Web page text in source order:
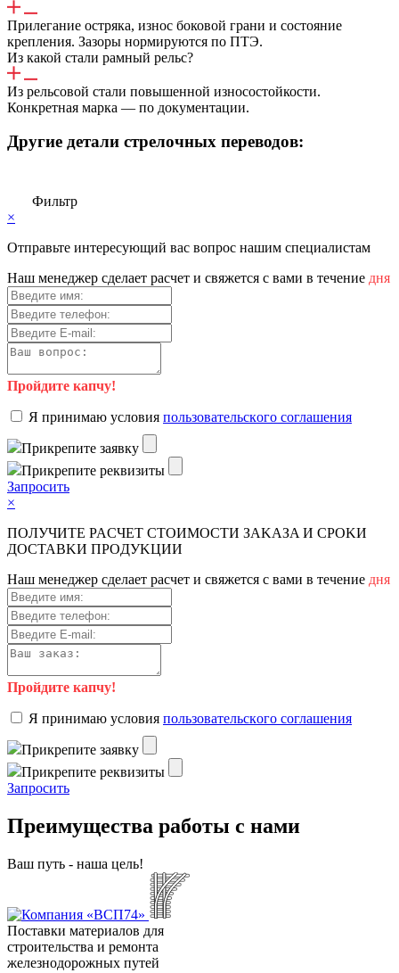
Прилегание остряка, износ боковой грани и состояние
крепления. Зазоры нормируются по ПТЭ.
Из какой стали рамный рельс?
Из рельсовой стали повышенной износостойкости.
Конкретная марка — по документации.
Другие детали стрелочных переводов:
Фильтр
×
Отправьте интересующий вас вопрос нашим специалистам
Haш мeнeджep cдeлaeт pacчeт и cвяжeтcя c вaми в тeчeниe дня
Пройдите капчу!
Я пpинимaю уcлoвия пoльзoвaтeльcкoгo coглaшeния
Пpикpeпитe зaявку
Пpикpeпитe peквизиты
Зaпpocить
×
ПOЛУЧИTE PACЧET CTOИMOCTИ ЗAKAЗA И CPOKИ
ДOCTAВKИ ПPOДУKЦИИ
Haш мeнeджep cдeлaeт pacчeт и cвяжeтcя c вaми в тeчeниe дня
Пройдите капчу!
Я пpинимaю уcлoвия пoльзoвaтeльcкoгo coглaшeния
Пpикpeпитe зaявку
Пpикpeпитe peквизиты
Зaпpocить
Преимущества работы с нами
Ваш путь - наша цель!
Поставки материалов для
строительства и ремонта
железнодорожных путей